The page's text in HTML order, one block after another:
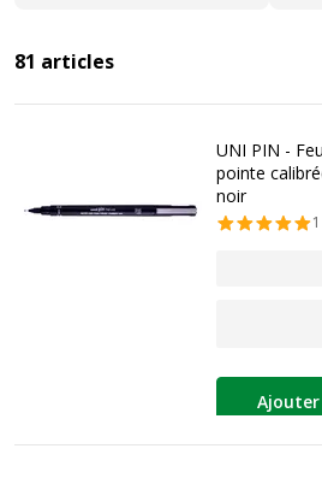
81 articles
UNI PIN -
pointe
noir
1